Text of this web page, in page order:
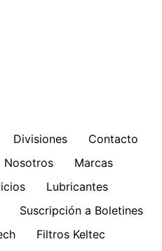
Divisiones
Contacto
Nosotros
Marcas
Lubricantes
Suscripción a Boletines
Filtros Keltec